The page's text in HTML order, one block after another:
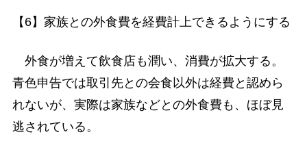
【6】家族との外食費を経費計上できるようにする
外食が増えて飲食店も潤い、消費が拡大する。
青色申告では取引先との会食以外は経費と認めら
れないが、実際は家族などとの外食費も、ほぼ見
逃されている。